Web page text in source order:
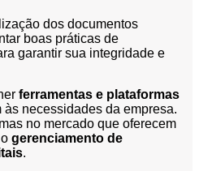
dos documentos
boas práticas de
garantir sua integridade e
ferramentas e plataformas
às necessidades da empresa.
no mercado que oferecem
gerenciamento de
.